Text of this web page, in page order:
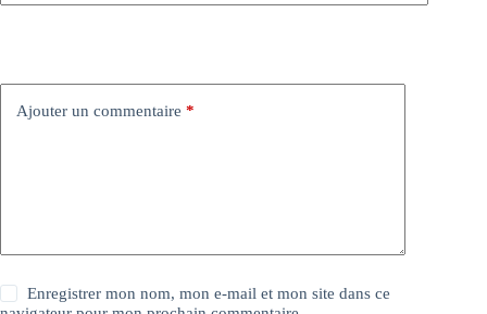
Ajouter un commentaire *
Enregistrer mon nom, mon e-mail et mon site dans ce